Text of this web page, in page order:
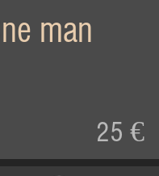
man
25 €